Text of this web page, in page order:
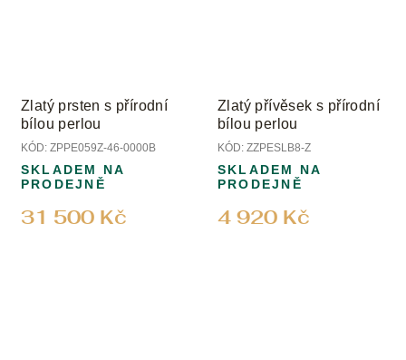
Zlatý prsten s přírodní
bílou perlou
KÓD: ZPPE059Z-46-0000B
31 500 Kč
SKLADEM NA
PRODEJNĚ
Zlatý přívěsek s přírodní
bílou perlou
KÓD: ZZPESLB8-Z
4 920 Kč
SKLADEM NA
PRODEJNĚ